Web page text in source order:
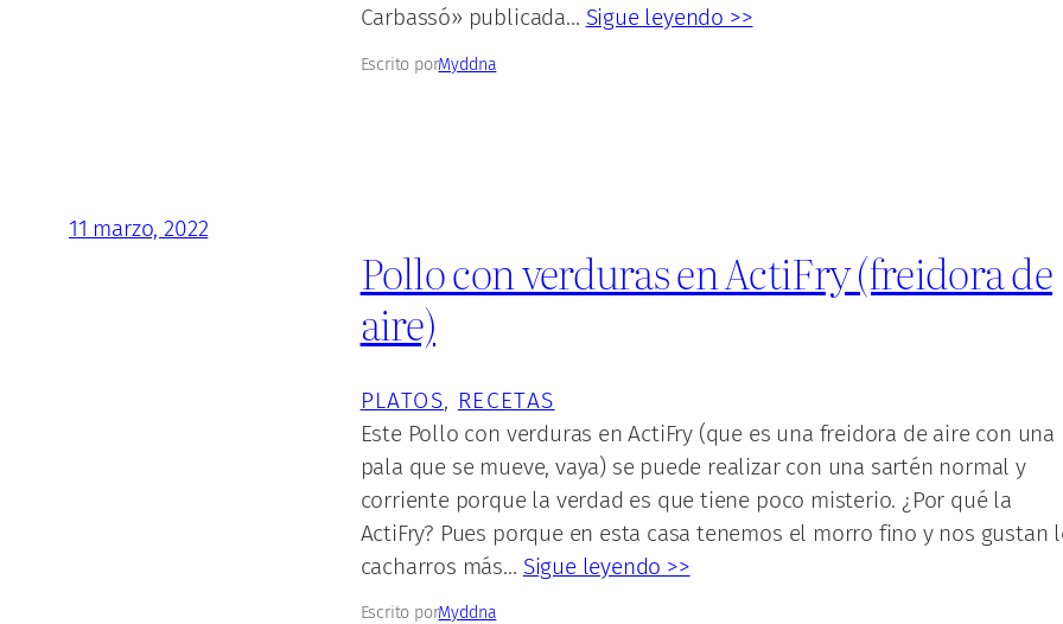
Carbassó» publicada… Sigue leyendo >>
Escrito porMyddna
11 marzo, 2022
Pollo con verduras en ActiFry (freidora de
aire)
PLATOS, RECETAS
Este Pollo con verduras en ActiFry (que es una freidora de aire con una
pala que se mueve, vaya) se puede realizar con una sartén normal y
corriente porque la verdad es que tiene poco misterio. ¿Por qué la
ActiFry? Pues porque en esta casa tenemos el morro fino y nos gustan
cacharros más… Sigue leyendo >>
Escrito porMyddna